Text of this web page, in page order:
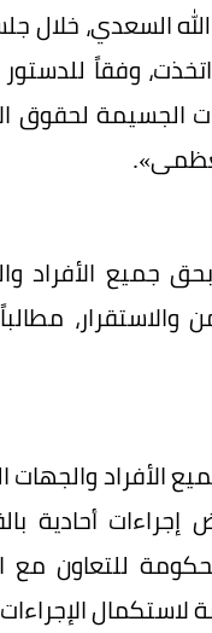
السعدي،
وفقاً
الجسيمة
جميع الأفراد
والجهات
أحادية
للتعاون